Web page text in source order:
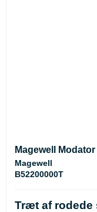
Magewell
Magewell
B52200000T
Træt af rodede